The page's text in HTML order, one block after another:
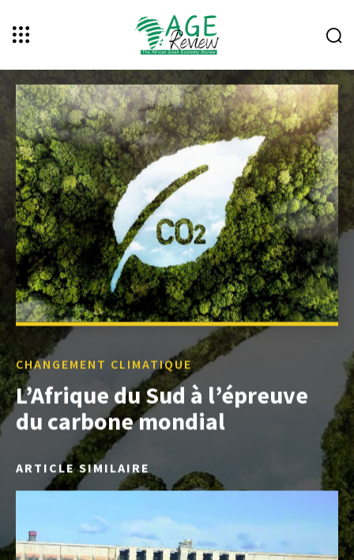
CHANGEMENT CLIMATIQUE
L’Afrique du Sud à l’épreuve
du carbone mondial
ARTICLE SIMILAIRE